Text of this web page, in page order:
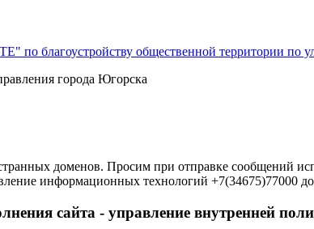
по благоустройству общественной территории по
города Югорска
доменов. Просим при отправке сообщений
информационных технологий +7(34675)77000
сайта - управление внутренней